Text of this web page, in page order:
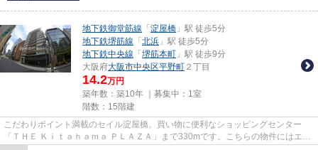
地下鉄御堂筋線 「 淀屋橋 」駅 徒歩5分
地下鉄堺筋線 「 北浜 」駅 徒歩5分
地下鉄中央線 「 堺筋本町 」駅 徒歩9分
大阪府大阪市中央区平野町 ２丁目
14.2万円
築年数：築10年 ｜募集中： 1室
階数：15階建
こだわりポイント満載のセイル淀屋橋。買い物に便利なショッピングセンター
「ＴＨＥ Ｋｉｔａｈａｍａ ＰＬＡＺＡ」まで330mです。こちらの物件にはエレ